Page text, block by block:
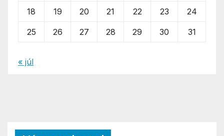
18 19 20 21 22 23 24
25 26 27 28 29 30 31
« júl